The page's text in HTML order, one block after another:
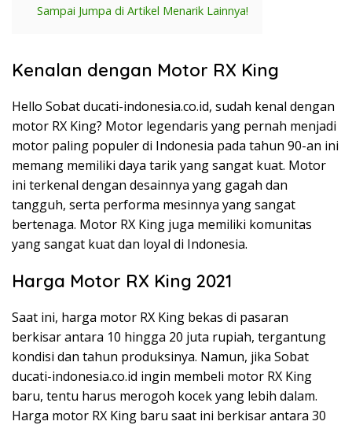
Sampai Jumpa di Artikel Menarik Lainnya!
Kenalan dengan Motor RX King
Hello Sobat ducati-indonesia.co.id, sudah kenal dengan
motor RX King? Motor legendaris yang pernah menjadi
motor paling populer di Indonesia pada tahun 90-an ini
memang memiliki daya tarik yang sangat kuat. Motor
ini terkenal dengan desainnya yang gagah dan
tangguh, serta performa mesinnya yang sangat
bertenaga. Motor RX King juga memiliki komunitas
yang sangat kuat dan loyal di Indonesia.
Harga Motor RX King 2021
Saat ini, harga motor RX King bekas di pasaran
berkisar antara 10 hingga 20 juta rupiah, tergantung
kondisi dan tahun produksinya. Namun, jika Sobat
ducati-indonesia.co.id ingin membeli motor RX King
baru, tentu harus merogoh kocek yang lebih dalam.
Harga motor RX King baru saat ini berkisar antara 30